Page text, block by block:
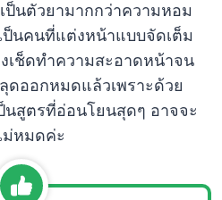
นตัวยามากกว่าความหอม
นคนที่แต่งหน้าแบบจัดเต็ม
ช็ดทำความสะอาดหน้าจน
ดออกหมดแล้วเพราะด้วย
สูตรที่อ่อนโยนสุดๆ อาจจะ
ม่หมดค่ะ